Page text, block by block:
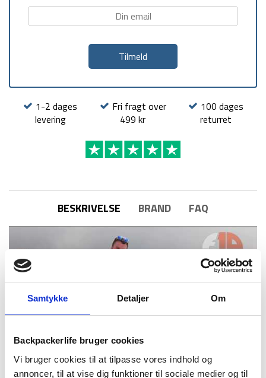
Samtykke Detaljer Om
Backpackerlife bruger cookies
Vi bruger cookies til at tilpasse vores indhold og
annoncer, til at vise dig funktioner til sociale medier og til
1-2 dages
levering
Fri fragt over
499 kr
100 dages
returret
BESKRIVELSE BRAND FAQ
Denne rygsæk fra skotske Vango med modelnavnet F10 PCT